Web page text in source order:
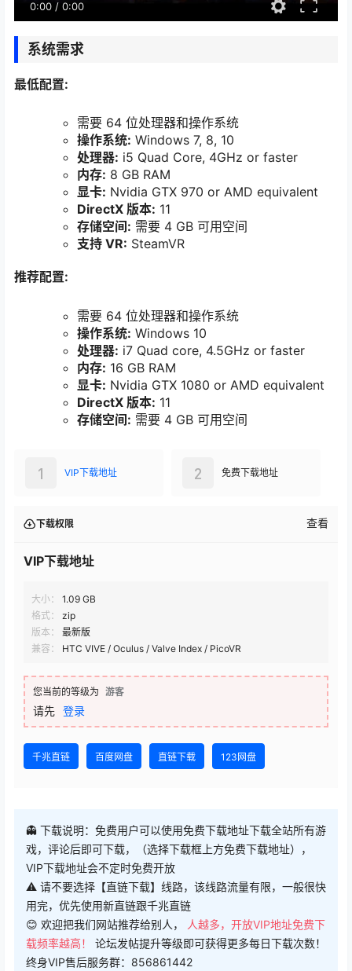
0:00 / 0:00
系统需求
最低配置:
需要 64 位处理器和操作系统
操作系统: Windows 7, 8, 10
处理器: i5 Quad Core, 4GHz or faster
内存: 8 GB RAM
显卡: Nvidia GTX 970 or AMD equivalent
DirectX 版本: 11
存储空间: 需要 4 GB 可用空间
支持 VR: SteamVR
推荐配置:
需要 64 位处理器和操作系统
操作系统: Windows 10
处理器: i7 Quad core, 4.5GHz or faster
内存: 16 GB RAM
显卡: Nvidia GTX 1080 or AMD equivalent
DirectX 版本: 11
存储空间: 需要 4 GB 可用空间
VIP下载地址
1 免费下载地址
2
下载权限 查看
VIP下载地址
大小：
1.09 GB
格式：
zip
版本：
最新版
兼容：
HTC VIVE / Oculus / Valve Index / PicoVR
您当前的等级为 游客
请先 登录
千兆直链 百度网盘 直链下载 123网盘
👻 下载说明：免费用户可以使用免费下载地址下载全站所有游
戏，评论后即可下载，（选择下载框上方免费下载地址），
VIP下载地址会不定时免费开放
⚠ 请不要选择【直链下载】线路，该线路流量有限，一般很快
用完，优先使用新直链跟千兆直链
😊 欢迎把我们网站推荐给别人，
人越多，开放VIP地址免费下
载频率越高！ 论坛发帖提升等级即可获得更多每日下载次数！
终身VIP售后服务群：856861442